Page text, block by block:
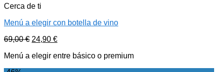
Cerca de ti
Menú a elegir con botella de vino
69,00€ 24,90 €
Menú a elegir entre básico o premium